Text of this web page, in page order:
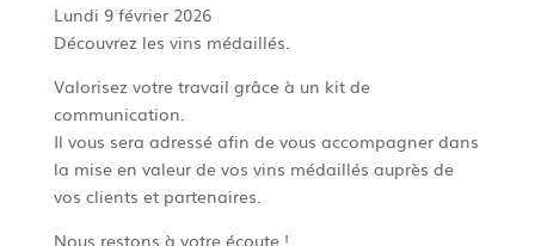
Lundi 9 février 2026
Découvrez les vins médaillés.
Valorisez votre travail grâce à un kit de
communication.
Il vous sera adressé afin de vous accompagner dans
la mise en valeur de vos vins médaillés auprès de
vos clients et partenaires.
Nous restons à votre écoute !